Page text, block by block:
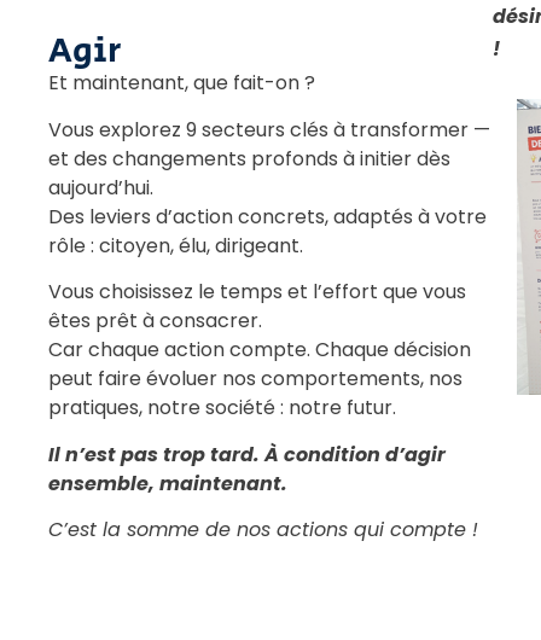
!
Agir
Et maintenant, que fait-on ?
Vous explorez 9 secteurs clés à transformer —
et des changements profonds à initier dès
aujourd’hui.
Des leviers d’action concrets, adaptés à votre
rôle : citoyen, élu, dirigeant.
Vous choisissez le temps et l’effort que vous
êtes prêt à consacrer.
Car chaque action compte. Chaque décision
peut faire évoluer nos comportements, nos
pratiques, notre société : notre futur.
Il n’est pas trop tard. À condition d’agir
ensemble, maintenant.
C’est la somme de nos actions qui compte !